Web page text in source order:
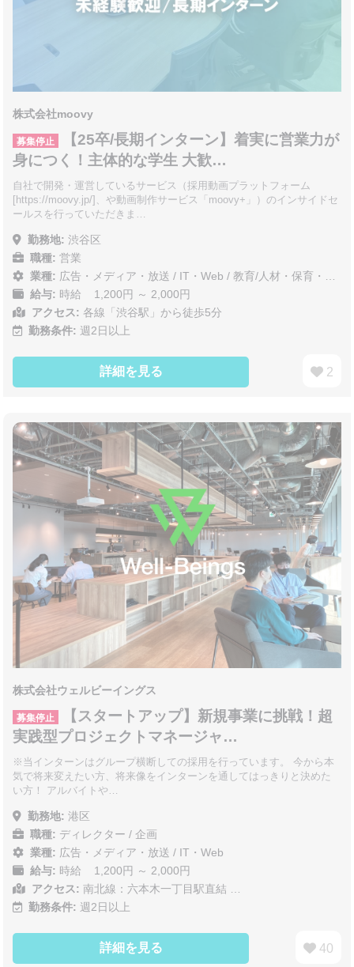
株式会社moovy
募集停止
【25卒/長期インターン】着実に営業力が
身につく！主体的な学生 大歓…
自社で開発・運営しているサービス（採用動画プラットフォーム
[https://moovy.jp/]、や動画制作サービス「moovy+」）のインサイドセ
ールスを行っていただきま…
勤務地: 渋谷区
職種: 営業
業種: 広告・メディア・放送 / IT・Web /教育/人材・保育・医療/介護/福祉
給与: 時給 1,200円 ～ 2,000円
アクセス: 各線「渋谷駅」から徒歩5分
勤務条件: 週2日以上
詳細を見る 2
株式会社ウェルビーイングス
募集停止
【スタートアップ】新規事業に挑戦！超
実践型プロジェクトマネージャ…
※当インターンはグループ横断しての採用を行っています。 今から本
気で将来変えたい方、将来像をインターンを通してはっきりと決めた
い方！ アルバイトや…
勤務地: 港区
職種: ディレクター / 企画
業種: 広告・メディア・放送 / IT・Web
給与: 時給 1,200円 ～ 2,000円
アクセス: 南北線：六本木一丁目駅直結 …
勤務条件: 週2日以上
詳細を見る 40